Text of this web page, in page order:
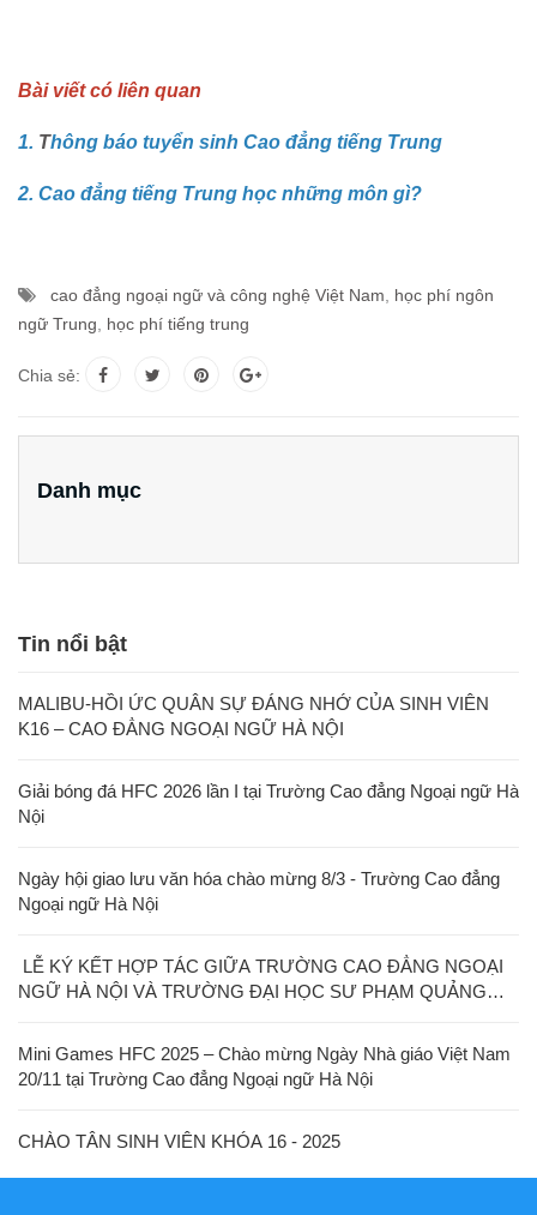
Bài viết có liên quan
1. Thông báo tuyển sinh Cao đẳng tiếng Trung
2. Cao đẳng tiếng Trung học những môn gì?
cao đẳng ngoại ngữ và công nghệ Việt Nam, học phí ngôn
ngữ Trung, học phí tiếng trung
Chia sẻ:
Danh mục
Tin nổi bật
MALIBU-HỒI ỨC QUÂN SỰ ĐÁNG NHỚ CỦA SINH VIÊN
K16 – CAO ĐẲNG NGOẠI NGỮ HÀ NỘI
Giải bóng đá HFC 2026 lần I tại Trường Cao đẳng Ngoại ngữ Hà
Nội
Ngày hội giao lưu văn hóa chào mừng 8/3 - Trường Cao đẳng
Ngoại ngữ Hà Nội
LỄ KÝ KẾT HỢP TÁC GIỮA TRƯỜNG CAO ĐẲNG NGOẠI
NGỮ HÀ NỘI VÀ TRƯỜNG ĐẠI HỌC SƯ PHẠM QUẢNG
Mini Games HFC 2025 – Chào mừng Ngày Nhà giáo Việt Nam
20/11 tại Trường Cao đẳng Ngoại ngữ Hà Nội
CHÀO TÂN SINH VIÊN KHÓA 16 - 2025